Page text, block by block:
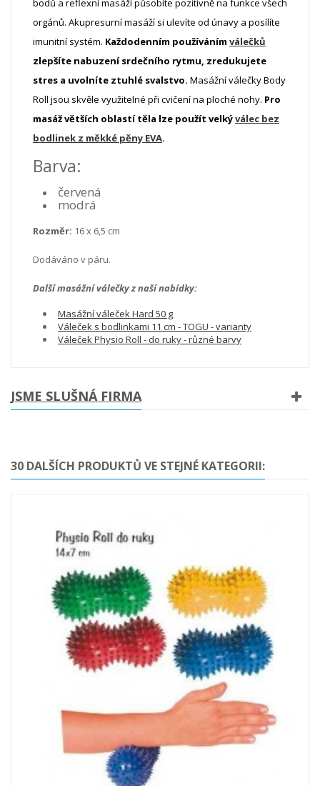
bodů a reflexní masážípůsobíte pozitivně na funkce všech
orgánů. Akupresurní masáží si ulevíte od únavy a posílíte
imunitní systém. Každodenním používáním válečků
zlepšíte nabuzení srdečního rytmu, zredukujete
stres a uvolníte ztuhlé svalstvo. Masážní válečky Body
Roll jsou skvěle využitelné při cvičení na ploché nohy. Pro
masáž větších oblastí těla lze použít velkýválec bez
bodlinek z měkké pěny EVA.
Barva:
červená
modrá
Rozměr: 16 x 6,5 cm
Dodáváno v páru.
Další masážní válečky z naší nabídky:
Masážní váleček Hard 50 g
Váleček s bodlinkami 11 cm - TOGU - varianty
Váleček Physio Roll - do ruky - různé barvy
JSME SLUŠNÁ FIRMA
30 DALŠÍCH PRODUKTŮ VE STEJNÉ KATEGORII: